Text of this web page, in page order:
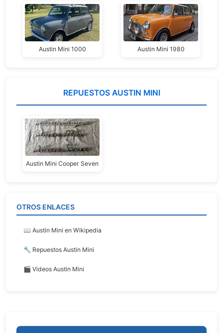
Austin Mini 1000 Austin Mini 1980
REPUESTOS AUSTIN MINI
Austin Mini Cooper Seven
OTROS ENLACES
📖 Austin Mini en Wikipedia
🔧 Repuestos Austin Mini
🎬 Videos Austin Mini